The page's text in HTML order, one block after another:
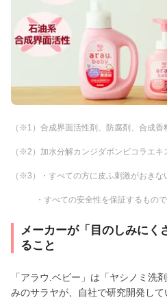
（※1）合成界面活性剤、防腐剤、合成
（※2）加水分解カンジダボンビコラエキ
（※3）・すべての方に皮ふ刺激がおき
・すべての安全性を保証するもので
メーカーが「目のしみにく
ること
「アラウ.ベビー」は「ヤシノミ洗
みのサラヤが、自社で研究開発して